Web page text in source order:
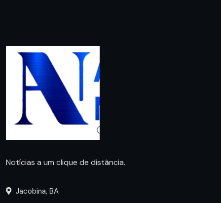
Notícias a um clique de distância.
Jacobina, BA